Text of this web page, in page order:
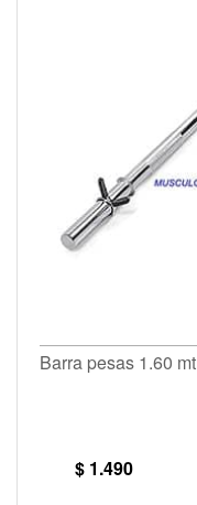
Barra pesas 1.60 mt
$ 1.490